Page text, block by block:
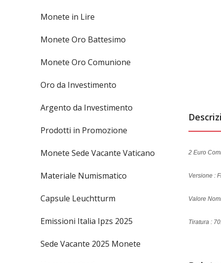
2 Euro
Versione :
Valore
Tiratura :
Monete in Lire
Monete Oro Battesimo
Monete Oro Comunione
Oro da Investimento
Argento da Investimento
Prodotti in Promozione
Monete Sede Vacante Vaticano
Materiale Numismatico
Capsule Leuchtturm
Emissioni Italia Ipzs 2025
Sede Vacante 2025 Monete